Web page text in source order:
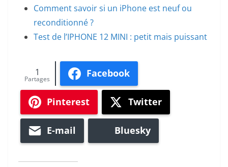
Comment savoir si un iPhone est neuf ou
reconditionné ?
Test de l’IPHONE 12 MINI : petit mais puissant
Facebook
Pinterest Twitter
E-mail Bluesky
Partages
1